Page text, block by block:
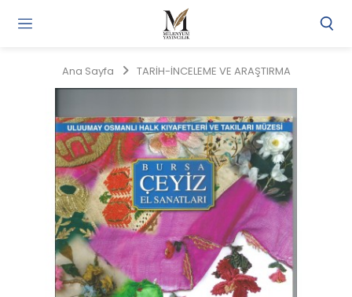
Ana Sayfa TARİH-İNCELEME VE ARAŞTIRMA